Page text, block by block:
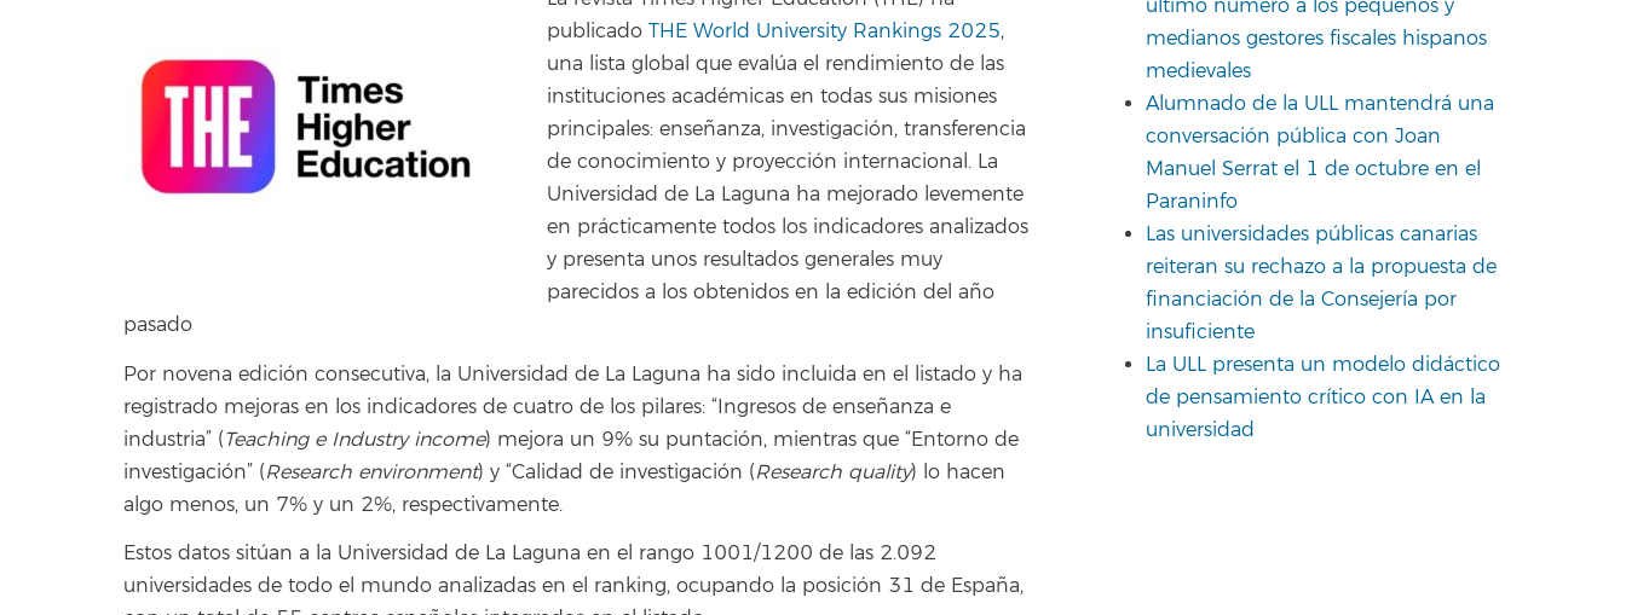
publicado THE World University Rankings 2025,
una lista global que evalúa el rendimiento de las
instituciones académicas en todas sus misiones
principales: enseñanza, investigación, transferencia
de conocimiento y proyección internacional. La
Universidad de La Laguna ha mejorado levemente
en prácticamente todos los indicadores analizados
y presenta unos resultados generales muy
parecidos a los obtenidos en la edición del año
pasado
Por novena edición consecutiva, la Universidad de La Laguna ha sido incluida en el listado y ha
registrado mejoras en los indicadores de cuatro de los pilares: “Ingresos de enseñanza e
industria” (Teaching e Industry income) mejora un 9% su puntación, mientras que “Entorno de
investigación” (Research environment) y “Calidad de investigación (Research quality) lo hacen
algo menos, un 7% y un 2%, respectivamente.
Estos datos sitúan a la Universidad de La Laguna en el rango 1001/1200 de las 2.092
universidades de todo el mundo analizadas en el ranking, ocupando la posición 31 de España,
último número a los pequeños y
medianos gestores fiscales hispanos
medievales
Alumnado de la ULL mantendrá una
conversación pública con Joan
Manuel Serrat el 1 de octubre en el
Paraninfo
Las universidades públicas canarias
reiteran su rechazo a la propuesta de
financiación de la Consejería por
insuficiente
La ULL presenta un modelo didáctico
de pensamiento crítico con IA en la
universidad